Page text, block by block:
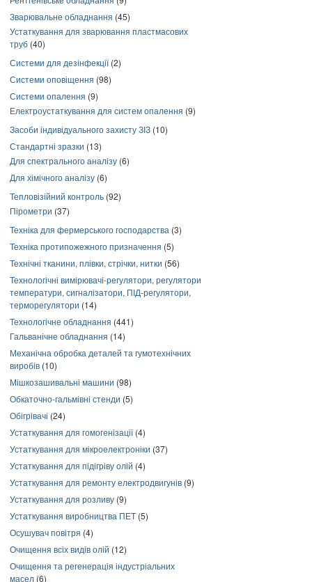
Зварювальне обладнання (45)
Устаткування для зварювання пластмасових
труб (40)
Системи для дезінфекції(2)
Системи оповіщення (98)
Системи опалення (9)
Електроустаткування для систем опалення (9)
Засоби індивідуального захисту ЗІЗ (10)
Стандартні зразки (13)
Для спектрального аналізу (6)
Для хімічного аналізу (6)
Тепловізійний контроль (92)
Пірометри (37)
Техніка для фермерського господарства (3)
Техніка протипожежного призначення (5)
Технічні тканини, плівки, стрічки, нитки (56)
Технологічні вимірювачі-регулятори, регулятори
температури, сигналізатори, ПІД-регулятори,
терморегулятори (14)
Технологічне обладнання (441)
Гальванічне обладнання (14)
Механічна обробка деталей та гумотехнічних
виробів (10)
Мішкозашивальні машини (98)
Обкаточно-гальмівні стенди (5)
Обігрівачі (24)
Устаткування для гомогенізації(4)
Устаткування для мікроелектроніки (37)
Устаткування для підігріву олій (4)
Устаткування для ремонту електродвигунів (9)
Устаткування для розливу (9)
Устаткування виробництва ПЕТ (5)
Осушувач повітря (4)
Очищення всіх видів олій (12)
Очищення та регенерація індустріальних
масел (6)